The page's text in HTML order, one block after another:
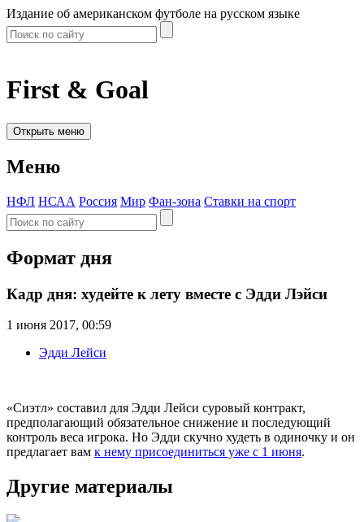
Издание об американском футболе на русском языке
First & Goal
Открыть меню
Меню
НФЛ НСАА Россия Мир Фан-зона Ставки на спорт
Формат дня
Кадр дня: худейте к лету вместе с Эдди Лэйси
1 июня 2017, 00:59
Эдди Лейси
«Сиэтл» составил для Эдди Лейси суровый контракт,
предполагающий обязательное снижение и последующий
контроль веса игрока. Но Эдди скучно худеть в одиночку и он
предлагает вам к нему присоединиться уже с 1 июня.
Другие материалы